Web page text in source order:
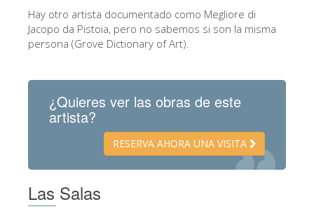
Otros Museos
Museo del Bargello
Museo de San Marcos
Hay otro artista documentado como Megliore di
Jacopo da Pistoia, pero no sabemos si son la misma
persona (Grove Dictionary of Art).
¿Quieres ver las obras de este
artista?
RESERVA AHORA UNA VISITA
Las Salas